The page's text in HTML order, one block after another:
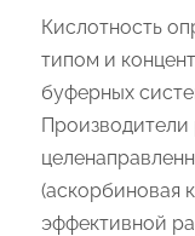
Кислотность
типом и
буферных
Производители
(аскорбиновая
эффективной